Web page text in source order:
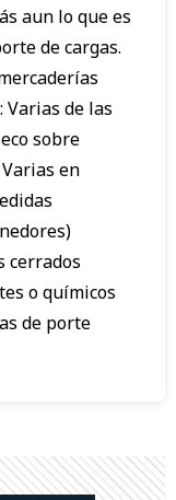
aun lo que es
de cargas.
de las
sobre
en
cerrados
o químicos
de porte